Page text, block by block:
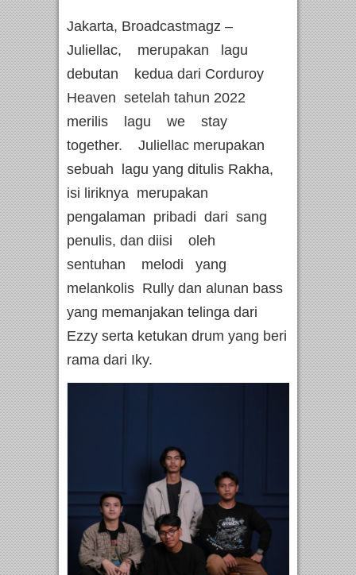
Jakarta, Broadcastmagz –
Juliellac, merupakan lagu
debutan kedua dari Corduroy
Heaven setelah tahun 2022
merilis lagu we stay
together. Juliellac merupakan
sebuah lagu yang ditulis Rakha,
isi liriknya merupakan
pengalaman pribadi dari sang
penulis, dan diisi oleh
sentuhan melodi yang
melankolis Rully dan alunan bass
yang memanjakan telinga dari
Ezzy serta ketukan drum yang beri
rama dari Iky.